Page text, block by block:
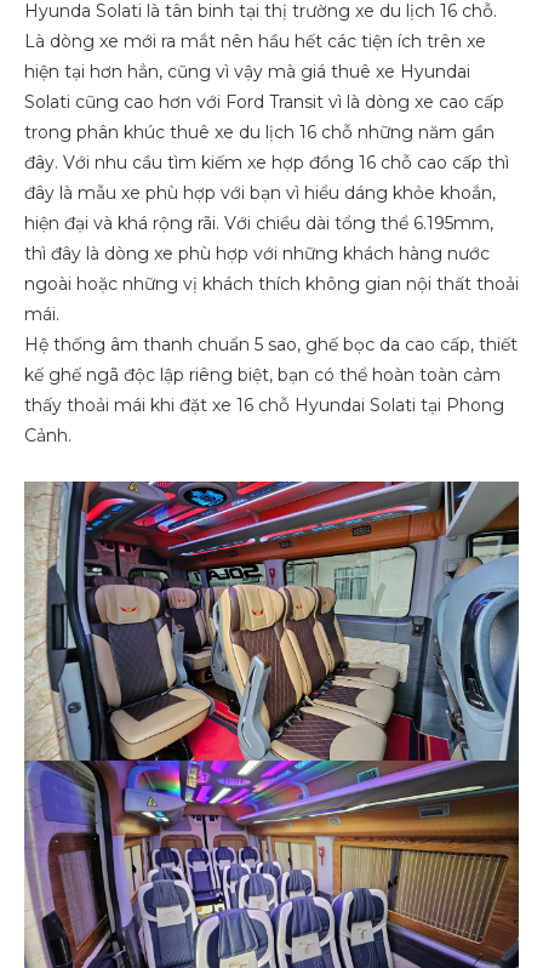
Hyunda Solati là tân binh tại thị trường xe du lịch 16 chỗ.
Là dòng xe mới ra mắt nên hầu hết các tiện ích trên xe
hiện tại hơn hẳn, cũng vì vậy mà giá thuê xe Hyundai
Solati cũng cao hơn với Ford Transit vì là dòng xe cao cấp
trong phân khúc thuê xe du lịch 16 chỗ những năm gần
đây. Với nhu cầu tìm kiếm xe hợp đồng 16 chỗ cao cấp thì
đây là mẫu xe phù hợp với bạn vì hiểu dáng khỏe khoắn,
hiện đại và khá rộng rãi. Với chiều dài tổng thể 6.195mm,
thì đây là dòng xe phù hợp với những khách hàng nước
ngoài hoặc những vị khách thích không gian nội thất thoải
mái.
Hệ thống âm thanh chuẩn 5 sao, ghế bọc da cao cấp, thiết
kế ghế ngã độc lập riêng biệt, bạn có thể hoàn toàn cảm
thấy thoải mái khi đặt xe 16 chỗ Hyundai Solati tại Phong
Cảnh.